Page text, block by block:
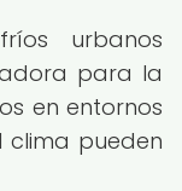
urbanos
para la
en entornos
clima pueden